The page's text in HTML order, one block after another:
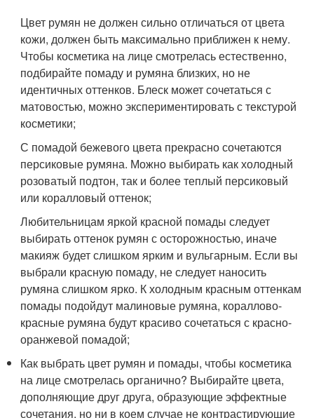
Цвет румян не должен сильно отличаться от цвета
кожи, должен быть максимально приближен к нему.
Чтобы косметика на лице смотрелась естественно,
подбирайте помаду и румяна близких, но не
идентичных оттенков. Блеск может сочетаться с
матовостью, можно экспериментировать с текстурой
косметики;
С помадой бежевого цвета прекрасно сочетаются
персиковые румяна. Можно выбирать как холодный
розоватый подтон, так и более теплый персиковый
или коралловый оттенок;
Любительницам яркой красной помады следует
выбирать оттенок румян с осторожностью, иначе
макияж будет слишком ярким и вульгарным. Если вы
выбрали красную помаду, не следует наносить
румяна слишком ярко. К холодным красным оттенкам
помады подойдут малиновые румяна, кораллово-
красные румяна будут красиво сочетаться с красно-
оранжевой помадой;
Как выбрать цвет румян и помады, чтобы косметика
на лице смотрелась органично? Выбирайте цвета,
дополняющие друг друга, образующие эффектные
сочетания, но ни в коем случае не контрастирующие